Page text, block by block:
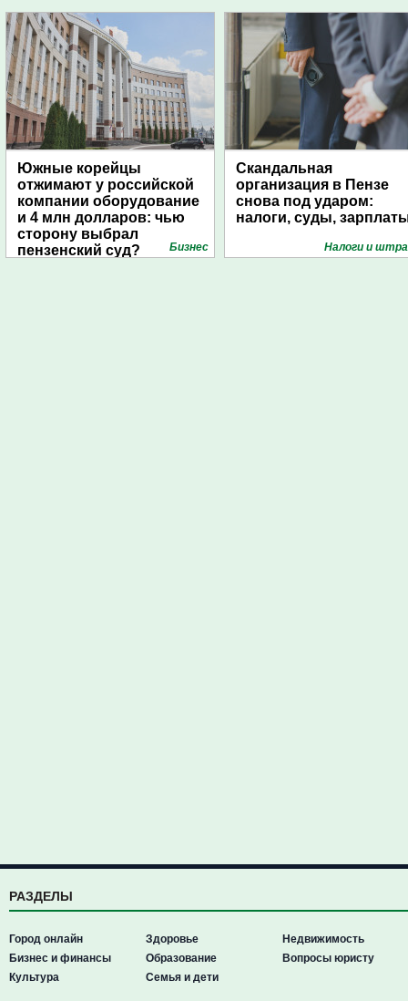
Южные корейцы
отжимают у российской
компании оборудование
и 4 млн долларов: чью
сторону выбрал
пензенский суд?
Бизнес
Скандальная
организация в Пензе
снова под ударом:
налоги, суды,
Налоги и
РАЗДЕЛЫ
Город онлайн
Бизнес и финансы
Культура
Здоровье
Образование
Семья и дети
Недвижимость
Вопросы юристу